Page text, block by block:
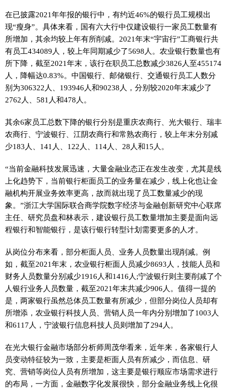
在已披露2021年年报的银行中，有约近46%的银行员工规模出
现“瘦身”。具体来看，国有六大行中仅建设银行一家员工数量有
所增加，其余均较上年有所削减。2021年末“宇宙行”工商银行共
有员工434089人，较上年同期减少了5698人。农业银行数量也有
所下降，截至2021年末，该行在职员工总数减少3826人至455174
人，降幅达0.83%。中国银行、邮储银行、交通银行员工人数分
别为306322人、193946人和90238人，分别较2020年末减少了
2762人、581人和478人。
其余6家员工总数下降的银行分别是重庆农商行、光大银行、瑞丰
农商行、宁波银行、江阴农商行和常熟农商行，较上年末分别减
少183人、141人、122人、114人、28人和15人。
“当前金融科技发展迅速，大量金融业态正在发生改变，尤其是线
上化趋势下，当前银行柜面员工的业务量在减少，线上化也让金
融机构开展业务效率更高，故而就出现了员工数量减少的现
象。”浙江大学国际联合商学院数字经济与金融创新研究中心联席
主任、研究员盘和林表示，建设银行员工数量增加主要是面向远
程银行和智能银行，是该行银行转型计划需要更多的人才。
从岗位分布来看，部分柜面人员、业务人员数量出现削减。例
如，截至2021年末，农业银行柜面人员减少8693人，技能人员和
财务人员数量分别减少1916人和1416人;宁波银行则主要削减了个
人银行业务人员数量，截至2021年末共减少906人。值得一提的
是，两家银行虽然总体员工数量有所减少，但部分岗位人员却有
所增添，农业银行科技人员、营销人员一年内分别增加了1003人
和6117人，宁波银行信息科技人员则增加了294人。
在光大银行金融市场部分析师周茂华看来， 近年来，各家银行人
员变动特征较为一致，主要是柜面人员有所减少，而信息、研
究、营销等岗位人员有所增加，这主要是银行顺应市场需求进行
的布局，一方面， 金融数字化发展很快，部分金融业务线上化很